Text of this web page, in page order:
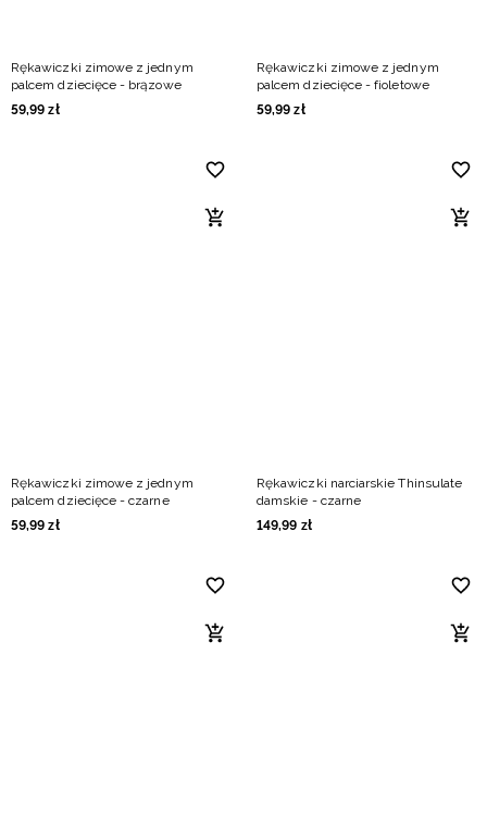
Rękawiczki zimowe z jednym
palcem dziecięce - brązowe
59,99 zł
Rękawiczki zimowe z jednym
palcem dziecięce - fioletowe
59,99 zł
Rękawiczki zimowe z jednym
palcem dziecięce - czarne
59,99 zł
Rękawiczki narciarskie Thinsulate
damskie - czarne
149,99 zł
Ukraiński / UAH